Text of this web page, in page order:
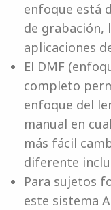
enfoque está
de grabación,
aplicaciones
El DMF
completo
enfoque del
manual en
más fácil
diferente
Para sujetos
este sistema